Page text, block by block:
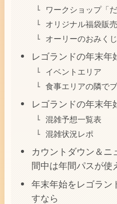
ワークショップ「
オリジナル福袋販
オーリーのおみく
レゴランドの年末年
イベントエリア
食事エリアの隣で
レゴランドの年末年
混雑予想一覧表
混雑状況レポ
カウントダウン＆ニ
間中は年間パスが使
年末年始をレゴラン
すなら